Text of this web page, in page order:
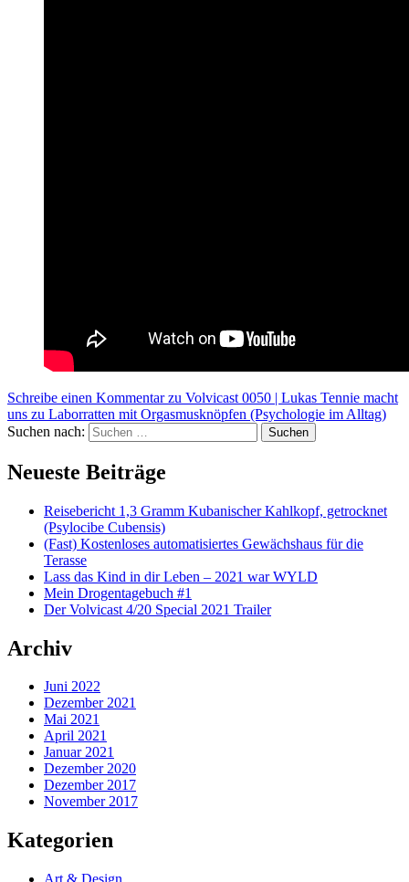
Schreibe einen Kommentarzu Volvicast 0050 | Lukas Tennie macht
uns zu Laborratten mit Orgasmusknöpfen (Psychologie im Alltag)
Suchen nach:
Suchen
Neueste Beiträge
Reisebericht 1,3 Gramm Kubanischer Kahlkopf, getrocknet
(Psylocibe Cubensis)
(Fast) Kostenloses automatisiertes Gewächshaus für die
Terasse
Lass das Kind in dir Leben – 2021 war WYLD
Mein Drogentagebuch #1
Der Volvicast 4/20 Special 2021 Trailer
Archiv
Juni 2022
Dezember 2021
Mai 2021
April 2021
Januar 2021
Dezember 2020
Dezember 2017
November 2017
Kategorien